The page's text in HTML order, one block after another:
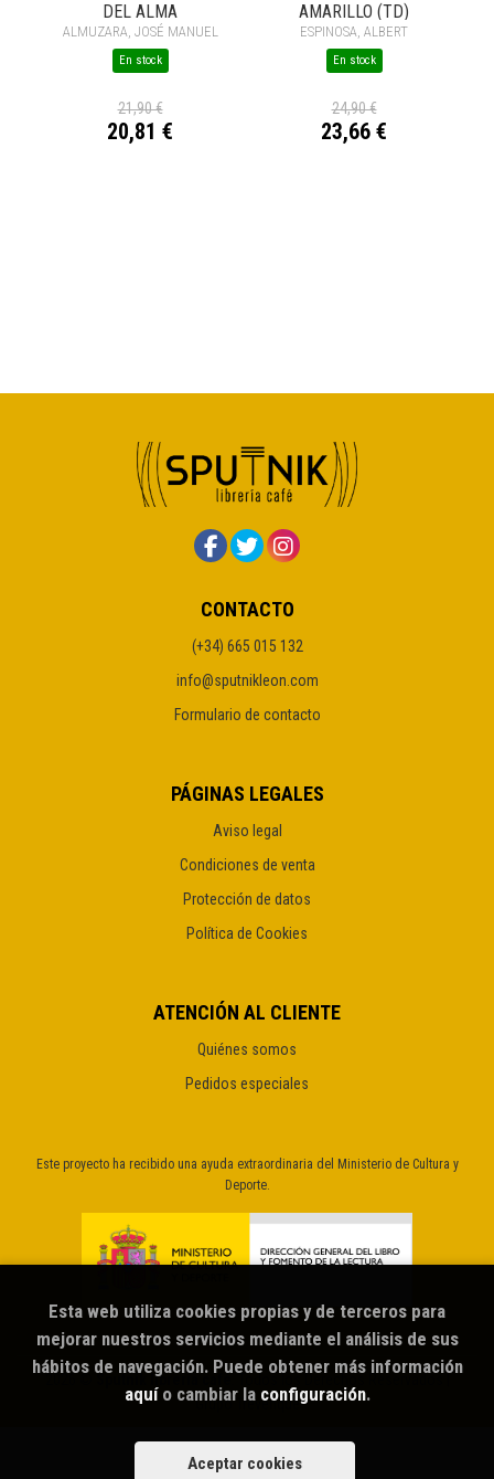
DEL ALMA
ALMUZARA, JOSÉ MANUEL
En stock
21,90 €
20,81 €
AMARILLO (TD)
ESPINOSA, ALBERT
En stock
24,90 €
23,66 €
CONTACTO
(+34) 665 015 132
info@sputnikleon.com
Formulario de contacto
PÁGINAS LEGALES
Aviso legal
Condiciones de venta
Protección de datos
Política de Cookies
ATENCIÓN AL CLIENTE
Quiénes somos
Pedidos especiales
Este proyecto ha recibido una ayuda extraordinaria del Ministerio de Cultura y
Deporte.
Sputnik librería café
Grupo Trevenque
Esta web utiliza cookies propias y de terceros para
mejorar nuestros servicios mediante el análisis de sus
hábitos de navegación. Puede obtener más información
aquío cambiar la configuración.
Aceptar cookies